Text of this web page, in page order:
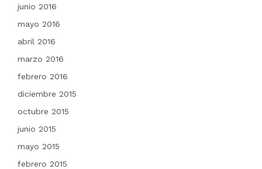
junio 2016
mayo 2016
abril 2016
marzo 2016
febrero 2016
diciembre 2015
octubre 2015
junio 2015
mayo 2015
febrero 2015